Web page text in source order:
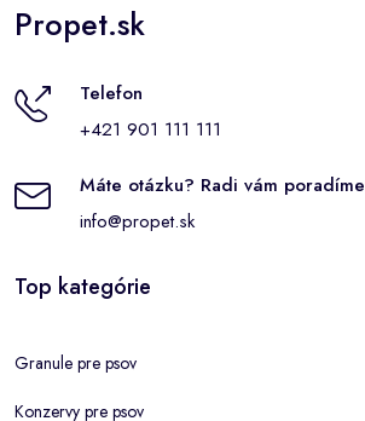
Propet.sk
Telefon
+421 901 111 111
Máte otázku? Radi vám poradíme
info@propet.sk
Top kategórie
Granule pre psov
Konzervy pre psov